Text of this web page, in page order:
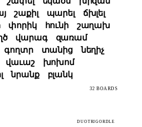
շաքիլ պարել
ճխլել
փորիկ հունի
շաղախ
վարագ
զառամ
գողտր տանից
նեղիչ
վաւաշ
խոխոմ
նրանք բլանկ
32 BOARDS
DUOTRIGORDLE